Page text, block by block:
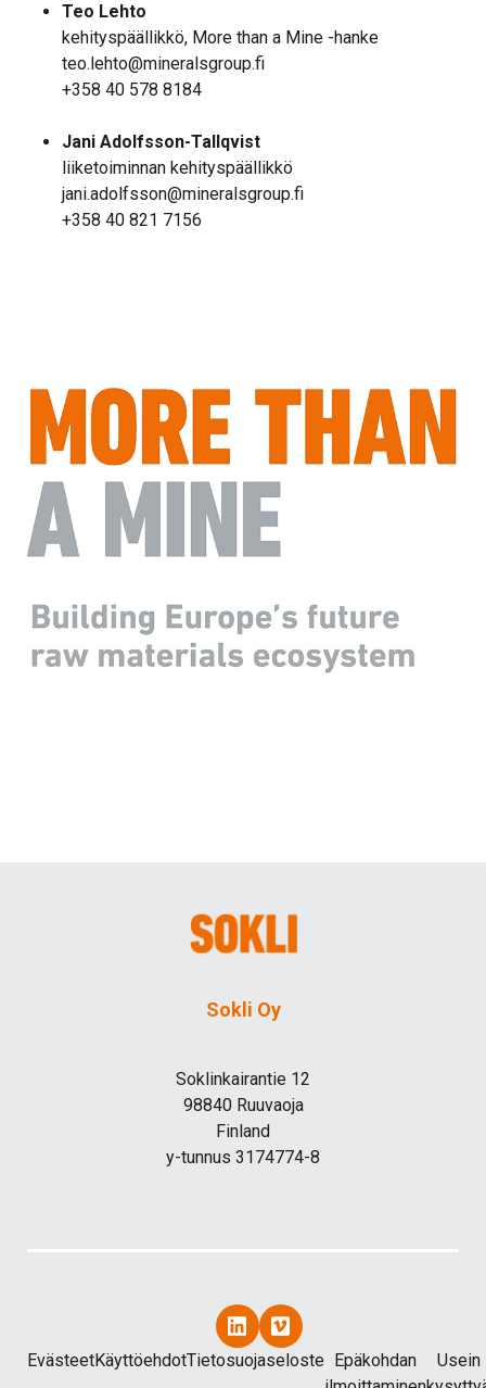
Teo Lehto
kehityspäällikkö, More than a Mine -hanke
teo.lehto@mineralsgroup.fi
+358 40 578 8184
Jani Adolfsson-Tallqvist
liiketoiminnan kehityspäällikkö
jani.adolfsson@mineralsgroup.fi
+358 40 821 7156
Sokli Oy
Soklinkairantie 12
98840 Ruuvaoja
Finland
y-tunnus 3174774-8
EvästeetKäyttöehdotTietosuojaseloste
Epäkohdan
Usein